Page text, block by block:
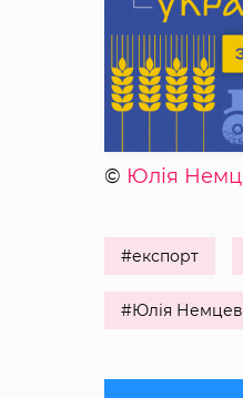
© Юлія
#експорт
#Юлія